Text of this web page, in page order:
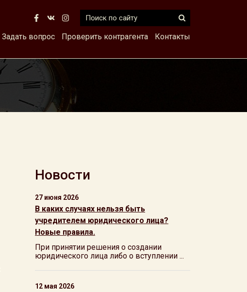
Задать вопрос Проверить контрагента Контакты
Новости
27 июня 2026
В каких случаях нельзя быть
учредителем юридического лица?
Новые правила.
При принятии решения о создании
юридического лица либо о вступлении ...
12 мая 2026